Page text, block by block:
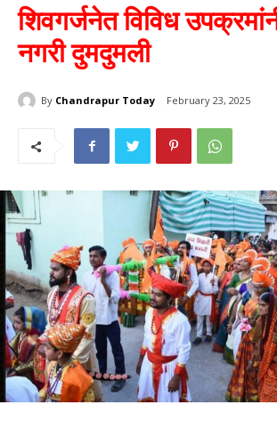
शिवगर्जनेत विविध
नगरी दुमदुमली
By Chandrapur Today February 23, 2025